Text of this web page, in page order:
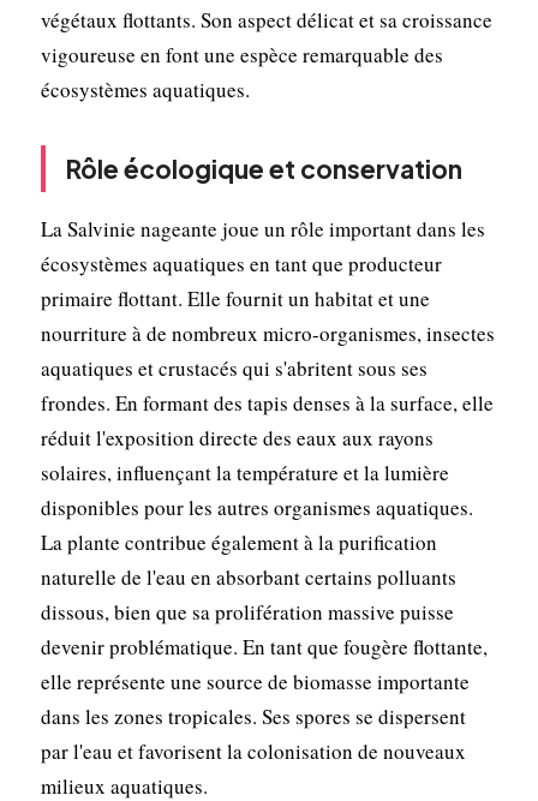
végétaux flottants. Son aspect délicat et sa croissance
vigoureuse en font une espèce remarquable des
écosystèmes aquatiques.
Rôle écologique et conservation
La Salvinie nageante joue un rôle important dans les
écosystèmes aquatiques en tant que producteur
primaire flottant. Elle fournit un habitat et une
nourriture à de nombreux micro-organismes, insectes
aquatiques et crustacés qui s'abritent sous ses
frondes. En formant des tapis denses à la surface, elle
réduit l'exposition directe des eaux aux rayons
solaires, influençant la température et la lumière
disponibles pour les autres organismes aquatiques.
La plante contribue également à la purification
naturelle de l'eau en absorbant certains polluants
dissous, bien que sa prolifération massive puisse
devenir problématique. En tant que fougère flottante,
elle représente une source de biomasse importante
dans les zones tropicales. Ses spores se dispersent
par l'eau et favorisent la colonisation de nouveaux
milieux aquatiques.